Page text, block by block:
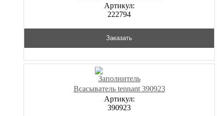
Артикул:
222794
Заказать
Всасыватель tennant 390923
Артикул:
390923